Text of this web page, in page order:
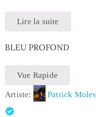
Lire la suite
BLEU PROFOND
Vue Rapide
Artiste: Patrick Moles